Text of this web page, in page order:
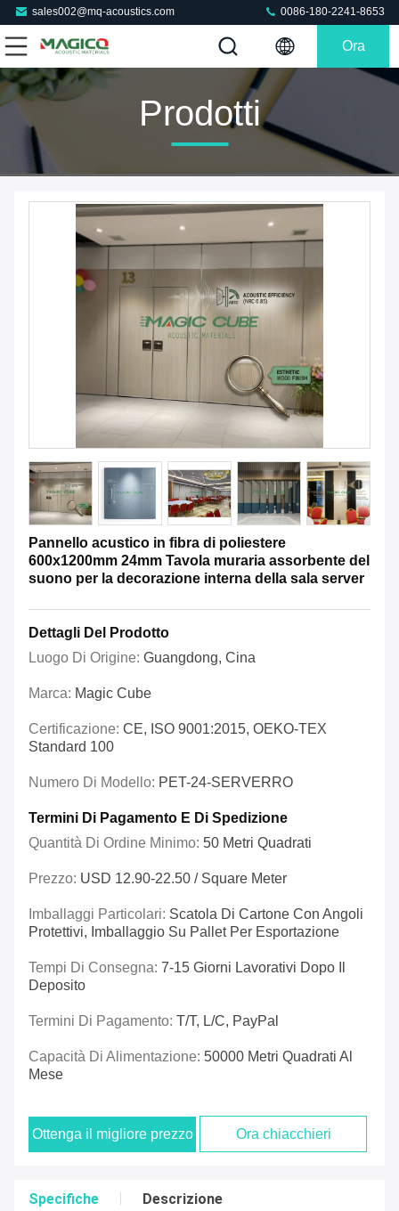
sales002@mq-acoustics.com 0086-180-2241-8653
Ora
Prodotti
Pannello acustico in fibra di poliestere
600x1200mm 24mm Tavola muraria assorbente del
suono per la decorazione interna della sala server
Dettagli Del Prodotto
Luogo Di Origine: Guangdong, Cina
Marca: Magic Cube
Certificazione: CE, ISO 9001:2015, OEKO-TEX
Standard 100
Numero Di Modello: PET-24-SERVERRO
Termini Di Pagamento E Di Spedizione
Quantità Di Ordine Minimo: 50 Metri Quadrati
Prezzo: USD 12.90-22.50 / Square Meter
Imballaggi Particolari: Scatola Di Cartone Con Angoli
Protettivi, Imballaggio Su Pallet Per Esportazione
Tempi Di Consegna: 7-15 Giorni Lavorativi Dopo Il
Deposito
Termini Di Pagamento: T/T, L/C, PayPal
Capacità Di Alimentazione: 50000 Metri Quadrati Al
Mese
Ottenga il migliore prezzo Ora chiacchieri
Specifiche Descrizione